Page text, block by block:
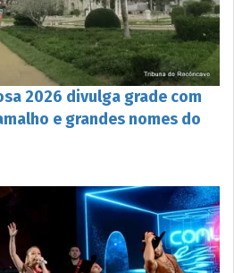
2026 divulga grade com
e grandes nomes do